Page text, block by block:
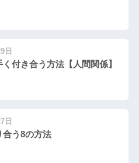
日
付き合う方法【人間関係】
日
合う8の方法